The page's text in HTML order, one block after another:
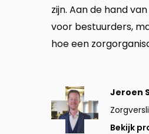
zijn. Aan de hand
voor bestuurders,
hoe een
Jeroen
Bekijk
profiel
Bekijk